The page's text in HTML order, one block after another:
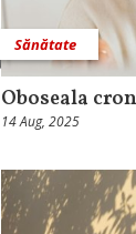
Sănătate
Oboseala
14 Aug, 2025